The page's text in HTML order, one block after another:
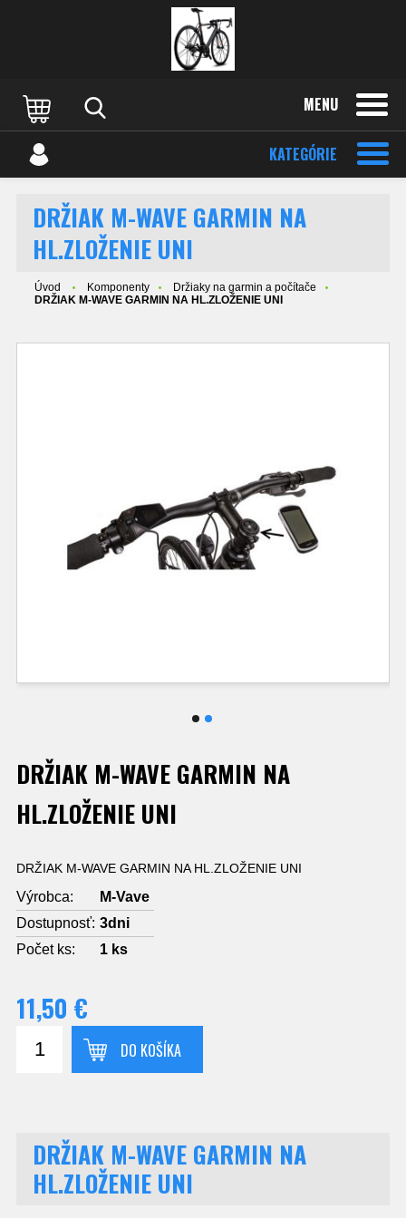
MENU
KATEGÓRIE
DRŽIAK M-WAVE GARMIN NA
HL.ZLOŽENIE UNI
Úvod Komponenty
Držiaky na garmin a počítače
DRŽIAK M-WAVE GARMIN NA HL.ZLOŽENIE UNI
DRŽIAK M-WAVE GARMIN NA
HL.ZLOŽENIE UNI
DRŽIAK M-WAVE GARMIN NA HL.ZLOŽENIE UNI
Výrobca:
M-Vave
Dostupnosť: 3dni
Počet ks:
1 ks
11,50 €
DO KOŠÍKA
DRŽIAK M-WAVE GARMIN NA
HL.ZLOŽENIE UNI